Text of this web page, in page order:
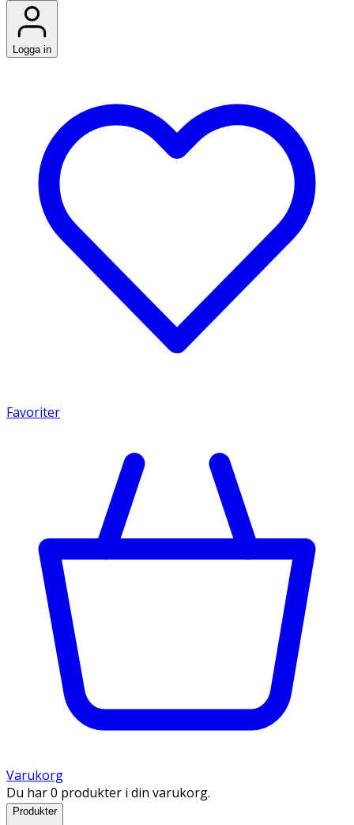
Logga in
Favoriter
Varukorg
Du har 0 produkter i din varukorg.
Produkter